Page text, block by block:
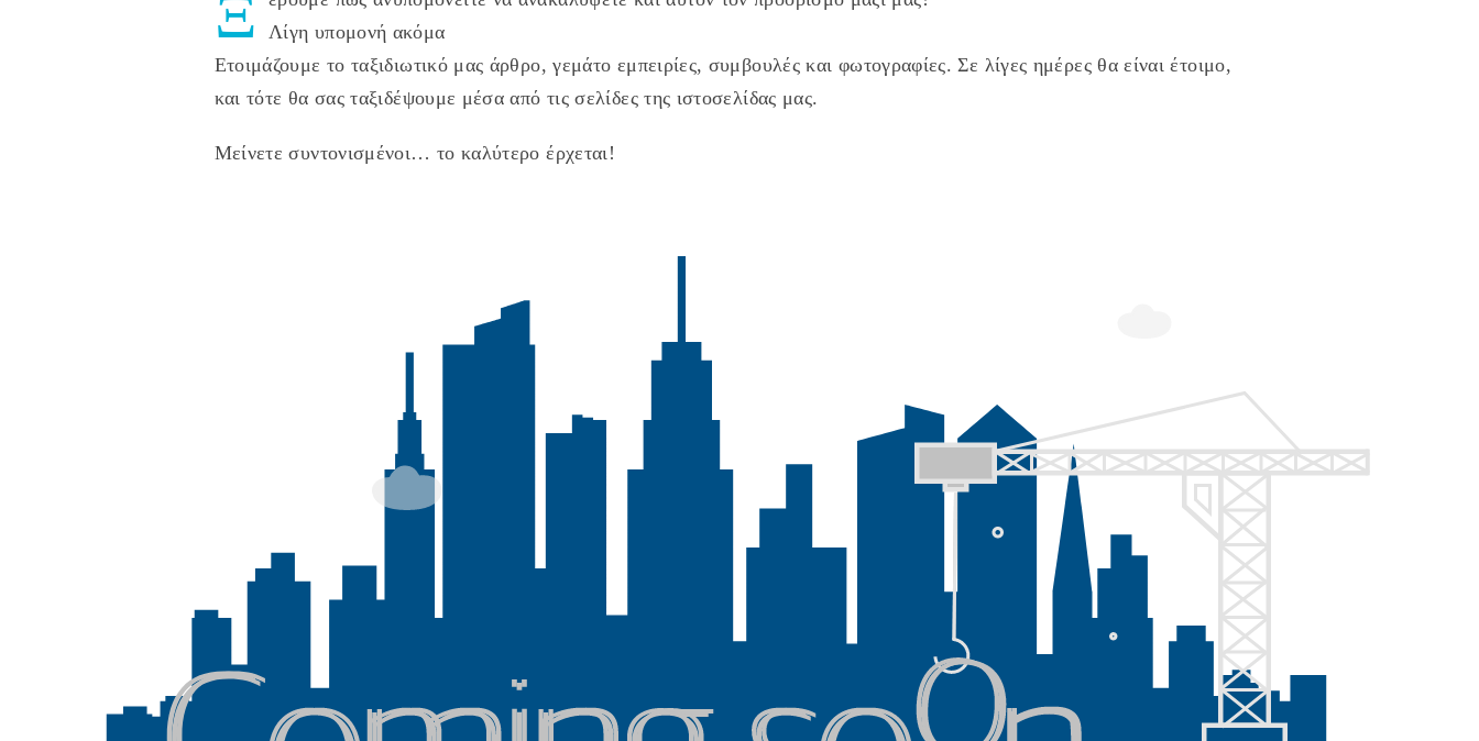
Ξ
Λίγη υπομονή ακόμα
Ετοιμάζουμε το ταξιδιωτικό μας άρθρο, γεμάτο εμπειρίες, συμβουλές και φωτογραφίες. Σε λίγες ημέρες θα είναι έτοιμο,
και τότε θα σας ταξιδέψουμε μέσα από τις σελίδες της ιστοσελίδας μας.
Μείνετε συντονισμένοι… το καλύτερο έρχεται!